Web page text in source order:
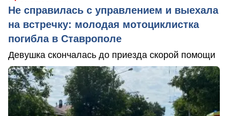
Не справилась с управлением и выехала
на встречку: молодая мотоциклистка
погибла в Ставрополе
Девушка скончалась до приезда скорой помощи